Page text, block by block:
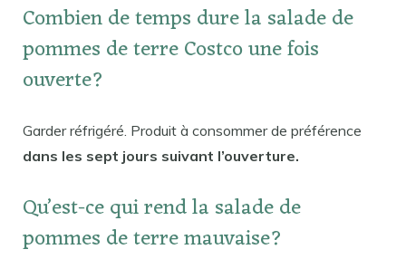
Combien de temps dure la salade de
pommes de terre Costco une fois
ouverte?
Garder réfrigéré. Produit à consommer de préférence
dans les sept jours suivant l’ouverture.
Qu’est-ce qui rend la salade de
pommes de terre mauvaise?